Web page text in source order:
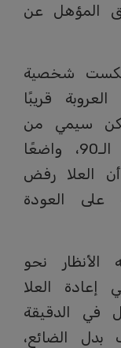
المؤهل عن
عكست شخصية
قريبًا
سيمي من
افتتاح التسجيل عند الدقيقة الـ90، واضعًا
أن العلا رفض
على العودة
نحو
إعادة العلا
في الدقيقة
الضائع،